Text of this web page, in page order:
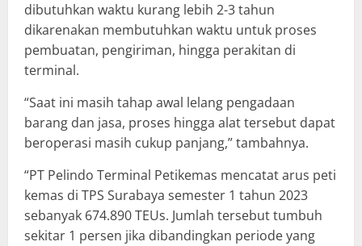
dibutuhkan waktu kurang lebih 2-3 tahun
dikarenakan membutuhkan waktu untuk proses
pembuatan, pengiriman, hingga perakitan di
terminal.
“Saat ini masih tahap awal lelang pengadaan
barang dan jasa, proses hingga alat tersebut dapat
beroperasi masih cukup panjang,” tambahnya.
“PT Pelindo Terminal Petikemas mencatat arus peti
kemas di TPS Surabaya semester 1 tahun 2023
sebanyak 674.890 TEUs. Jumlah tersebut tumbuh
sekitar 1 persen jika dibandingkan periode yang